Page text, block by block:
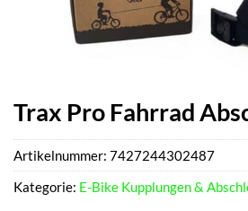
Trax Pro Fahrrad
Artikelnummer: 7427244302487
Kategorie: E-Bike Kupplungen &